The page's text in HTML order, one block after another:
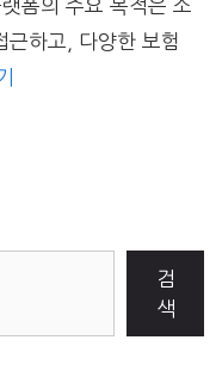
폼의 주요 목적은 소
근하고, 다양한 보험
검
색